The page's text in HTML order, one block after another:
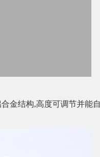
金结构,高度可调节并能